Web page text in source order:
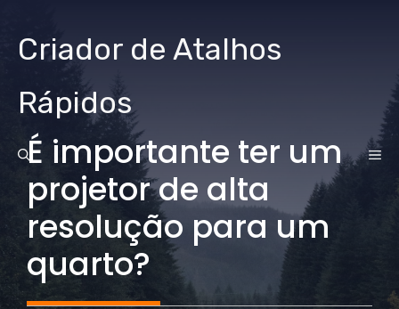
para
conteúdo
Criador de Atalhos
Rápidos
É importante ter um
projetor de alta
resolução para um
quarto?